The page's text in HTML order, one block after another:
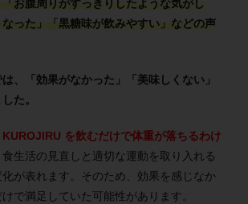
「お腹周りがすっきりしたような気がし
った」「黒糖味が飲みやすい」などの声
、「効果がなかった」「美味しくない」
た。
を飲むだけで体重が落ちるわけ
食生活の見直しと適切な運動を取り入れる
が表れます。そのため、効果を感じなか
で満足していた可能性があります。